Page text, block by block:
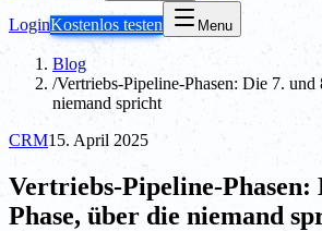
LoginKostenlos testen Menu
Blog
/Vertriebs-Pipeline-Phasen: Die 7. und
niemand spricht
CRM15. April 2025
Vertriebs-Pipeline-Phasen:
Phase, über die niemand